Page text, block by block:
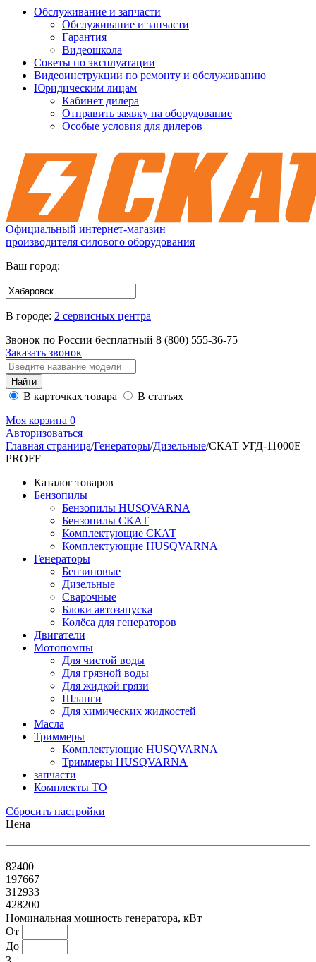
Обслуживание и запчасти
Обслуживание и запчасти
Гарантия
Видеошкола
Советы по эксплуатации
Видеоинструкции по ремонту и обслуживанию
Юридическим лицам
Кабинет дилера
Отправить заявку на оборудование
Особые условия для дилеров
Официальный интернет-магазин
производителя силового оборудования
Ваш город:
В городе: 2 сервисных центра
Звонок по России бесплатный 8 (800) 555-36-75
Заказать звонок
В карточках товара
В статьях
Моя корзина 0
Авторизоваться
Главная страница/Генераторы/Дизельные/СКАТ УГД-11000Е
PROFF
Каталог товаров
Бензопилы
Бензопилы HUSQVARNA
Бензопилы СКАТ
Комплектующие СКАТ
Комплектующие HUSQVARNA
Генераторы
Бензиновые
Дизельные
Сварочные
Блоки автозапуска
Колёса для генераторов
Двигатели
Мотопомпы
Для чистой воды
Для грязной воды
Для жидкой грязи
Шланги
Для химических жидкостей
Масла
Триммеры
Комплектующие HUSQVARNA
Триммеры HUSQVARNA
запчасти
Комплекты ТО
Сбросить настройки
Цена
82400
197667
312933
428200
Номинальная мощность генератора, кВт
От
До